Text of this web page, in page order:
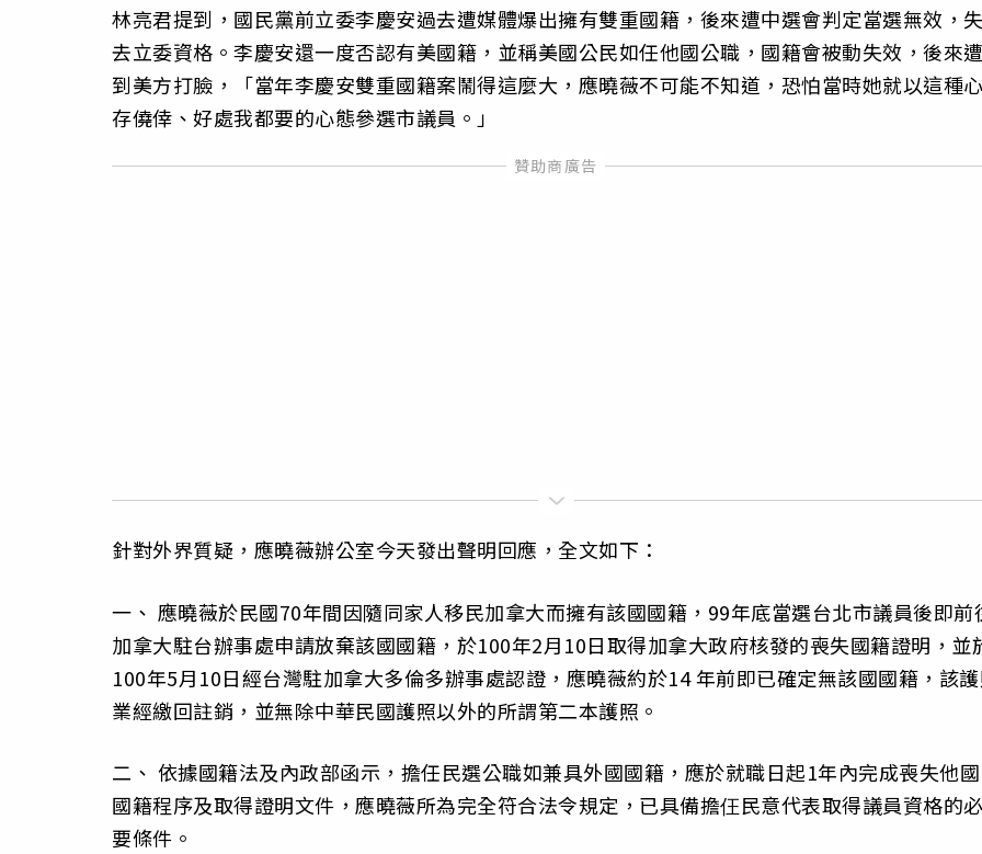
林亮君提到，國民黨前立委李慶安過去遭媒體爆出擁有雙重國籍，後來遭中選會判定當選無效，失
去立委資格。李慶安還一度否認有美國籍，並稱美國公民如任他國公職，國籍會被動失效，後來遭
到美方打臉，「當年李慶安雙重國籍案鬧得這麼大，應曉薇不可能不知道，恐怕當時她就以這種心
存僥倖、好處我都要的心態參選市議員。」
針對外界質疑，應曉薇辦公室今天發出聲明回應，全文如下：
一、 應曉薇於民國70年間因隨同家人移民加拿大而擁有該國國籍，99年底當選台北市議員後即前
加拿大駐台辦事處申請放棄該國國籍，於100年2月10日取得加拿大政府核發的喪失國籍證明，並
100年5月10日經台灣駐加拿大多倫多辦事處認證，應曉薇約於14 年前即已確定無該國國籍，該
業經繳回註銷，並無除中華民國護照以外的所謂第二本護照。
二、 依據國籍法及內政部函示，擔任民選公職如兼具外國國籍，應於就職日起1年內完成喪失他國
國籍程序及取得證明文件，應曉薇所為完全符合法令規定，已具備擔仼民意代表取得議員資格的必
要條件。